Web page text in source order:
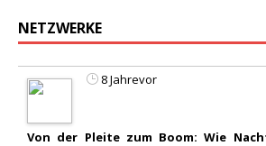
NETZWERKE
8 Jahrevor
Von der Pleite zum Boom: Wie